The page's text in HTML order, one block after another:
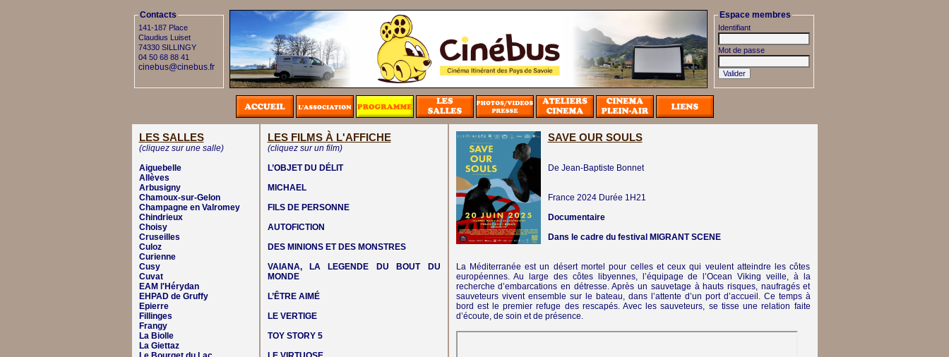
Contacts
141-187 Place
Claudius Luiset
74330 SILLINGY
04 50 68 88 41
cinebus@cinebus.fr
Espace membres
Identifiant
Mot de passe
LES SALLES
(cliquez sur une salle)
Aiguebelle
Allèves
Arbusigny
Chamoux-sur-Gelon
Champagne en Valromey
Chindrieux
Choisy
Cruseilles
Culoz
Curienne
Cusy
Cuvat
EAM l'Hérydan
EHPAD de Gruffy
Epierre
Fillinges
Frangy
La Biolle
La Giettaz
LES FILMS À L'AFFICHE
(cliquez sur un film)
L’OBJET DU DÉLIT
MICHAEL
FILS DE PERSONNE
AUTOFICTION
DES MINIONS ET DES MONSTRES
VAIANA, LA LEGENDE DU BOUT DU
MONDE
L’ÊTRE AIMÉ
LE VERTIGE
TOY STORY 5
SAVE OUR SOULS
De Jean-Baptiste Bonnet
France 2024 Durée 1H21
Documentaire
Dans le cadre du festival MIGRANT SCENE
La Méditerranée est un désert mortel pour celles et ceux qui veulent atteindre les côtes
européennes. Au large des côtes libyennes, l’équipage de l’Ocean Viking veille, à la
recherche d’embarcations en détresse. Après un sauvetage à hauts risques, naufragés et
sauveteurs vivent ensemble sur le bateau, dans l’attente d’un port d’accueil. Ce temps à
bord est le premier refuge des rescapés. Avec les sauveteurs, se tisse une relation faite
d’écoute, de soin et de présence.